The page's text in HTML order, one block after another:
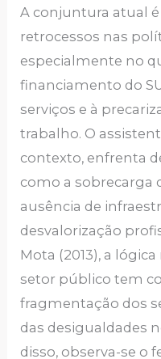
A conjuntura atual
retrocessos nas
especialmente no
financiamento do
serviços e à
trabalho. O
contexto, enfrenta
como a sobrecarga
ausência de
desvalorização
Mota (2013), a
setor público tem
fragmentação dos
das desigualdades
disso, observa-se o